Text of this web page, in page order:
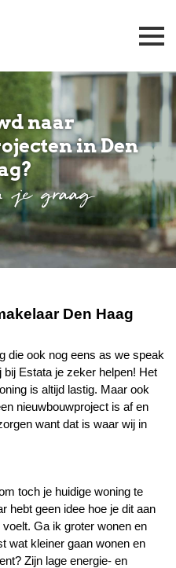
naar
in Den
je graag
Den Haag
die ook nog eens as we speak
Estata je zeker helpen! Het
is altijd lastig. Maar ook
nieuwbouwproject is af en
want dat is waar wij in
toch je huidige woning te
hebt geen idee hoe je dit aan
Ga ik groter wonen en
wat kleiner gaan wonen en
Zijn lage energie- en